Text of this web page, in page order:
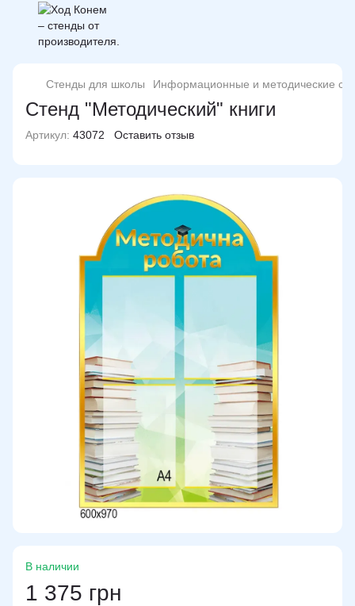
Стенды для школы Информационные и методические
Стенд "Методический" книги
Артикул: 43072 Оставить отзыв
В наличии
1 375 грн